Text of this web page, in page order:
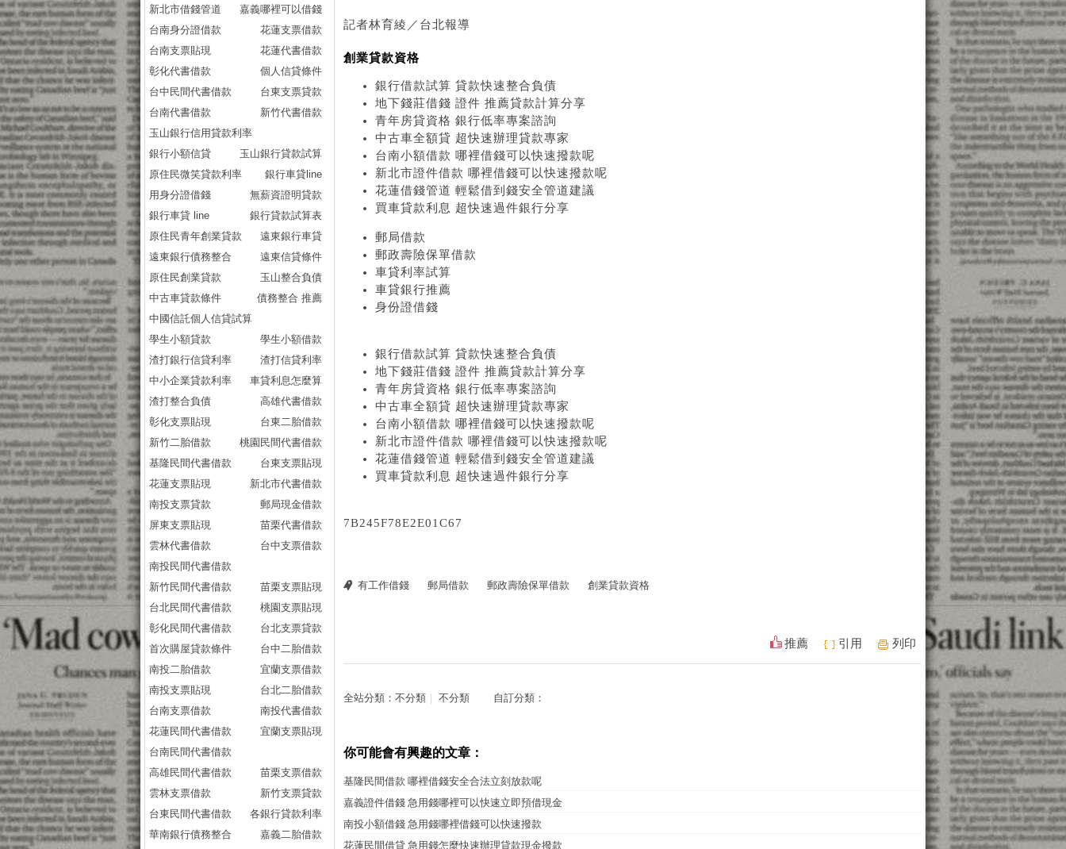
記者林育綾／台北報導
創業貸款資格
銀行借款試算 貸款快速整合負債
地下錢莊借錢 證件 推薦貸款計算分享
青年房貸資格 銀行低率專案諮詢
中古車全額貸 超快速辦理貸款專家
台南小額借款 哪裡借錢可以快速撥款呢
新北市證件借款 哪裡借錢可以快速撥款呢
花蓮借錢管道 輕鬆借到錢安全管道建議
買車貸款利息 超快速過件銀行分享
郵局借款
郵政壽險保單借款
車貸利率試算
車貸銀行推薦
身份證借錢
銀行借款試算 貸款快速整合負債
地下錢莊借錢 證件 推薦貸款計算分享
青年房貸資格 銀行低率專案諮詢
中古車全額貸 超快速辦理貸款專家
台南小額借款 哪裡借錢可以快速撥款呢
新北市證件借款 哪裡借錢可以快速撥款呢
花蓮借錢管道 輕鬆借到錢安全管道建議
買車貸款利息 超快速過件銀行分享
7B245F78E2E01C67
有工作借錢 郵局借款 郵政壽險保單借款 創業貸款資格
推薦 引用 列印
全站分類： 不分類 不分類 自訂分類：
你可能會有興趣的文章：
基隆民間借款 哪裡借錢安全合法立刻放款呢
嘉義證件借錢 急用錢哪裡可以快速立即預借現金
南投小額借錢 急用錢哪裡借錢可以快速撥款
花蓮民間借貸 急用錢怎麼快速辦理貸款現金撥款
新北市借錢管道
嘉義哪裡可以借錢
台南身分證借款
花蓮支票借款
台南支票貼現
花蓮代書借款
彰化代書借款
個人信貸條件
台中民間代書借款
台東支票貸款
台南代書借款
新竹代書借款
玉山銀行信用貸款利率
銀行小額信貸
玉山銀行貸款試算
原住民微笑貸款利率
銀行車貸line
用身分證借錢
無薪資證明貸款
銀行車貸 line
銀行貸款試算表
原住民青年創業貸款
遠東銀行車貸
遠東銀行債務整合
遠東信貸條件
原住民創業貸款
玉山整合負債
中古車貸款條件
債務整合 推薦
中國信託個人信貸試算
學生小額貸款
學生小額借款
渣打銀行信貸利率
渣打信貸利率
中小企業貸款利率
車貸利息怎麼算
渣打整合負債
高雄代書借款
彰化支票貼現
台東二胎借款
新竹二胎借款
桃園民間代書借款
基隆民間代書借款
台東支票貼現
花蓮支票貼現
新北市代書借款
南投支票貸款
郵局現金借款
屏東支票貼現
苗栗代書借款
雲林代書借款
台中支票借款
南投民間代書借款
新竹民間代書借款
苗栗支票貼現
台北民間代書借款
桃園支票貼現
彰化民間代書借款
台北支票貸款
首次購屋貸款條件
台中二胎借款
南投二胎借款
宜蘭支票借款
南投支票貼現
台北二胎借款
台南支票借款
南投代書借款
花蓮民間代書借款
宜蘭支票貼現
台南民間代書借款
高雄民間代書借款
苗栗支票借款
雲林支票借款
新竹支票貸款
台東民間代書借款
各銀行貸款利率
華南銀行債務整合
嘉義二胎借款